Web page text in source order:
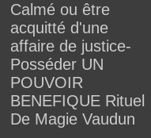
Calmé ou être
acquitté d'une
affaire de justice-
Posséder UN
POUVOIR
BENEFIQUE Rituel
De Magie Vaudun